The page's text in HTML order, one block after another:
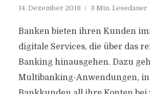
14. Dezember 2018 3 Min. Lesedauer
Banken bieten ihren Kunden
digitale Services, die über das
Banking hinausgehen. Dazu
Multibanking-Anwendungen,